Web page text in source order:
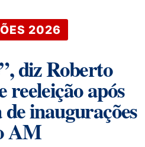
2026
diz Roberto
reeleição após
inaugurações
AM